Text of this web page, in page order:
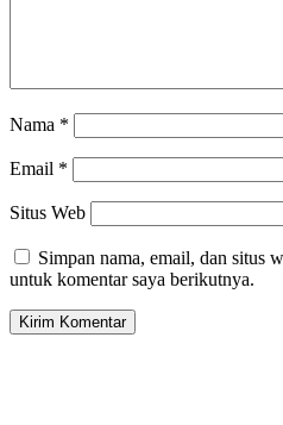
Nama *
Email *
Situs Web
Simpan nama, email, dan situs
untuk komentar saya berikutnya.